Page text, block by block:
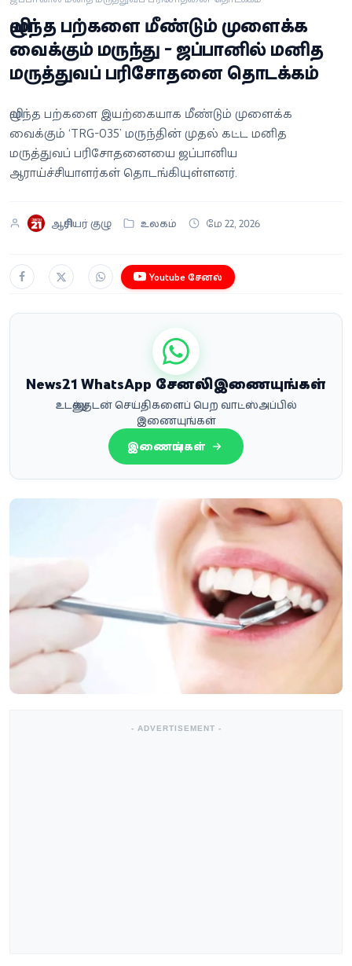
வீடியோ
வணிகம்
வெப்ஸ்டோரி
விழுந்த பற்களை மீண்டும் முளைக்க
வைக்கும் மருந்து - ஜப்பானில் மனித
மருத்துவப் பரிசோதனை தொடக்கம்
விழுந்த பற்களை இயற்கையாக மீண்டும் முளைக்க
வைக்கும் ‘TRG-035’ மருந்தின் முதல் கட்ட மனித
மருத்துவப் பரிசோதனையை ஜப்பானிய
ஆராய்ச்சியாளர்கள் தொடங்கியுள்ளனர்.
ஆசிரியர் குழு உலகம் மே 22, 2026
Youtube சேனல்
News21 WhatsApp சேனலில் இணையுங்கள்
உடனுக்குடன் செய்திகளைப் பெற வாட்ஸ்அப்பில்
இணையுங்கள்
இணையுங்கள்
- ADVERTISEMENT -